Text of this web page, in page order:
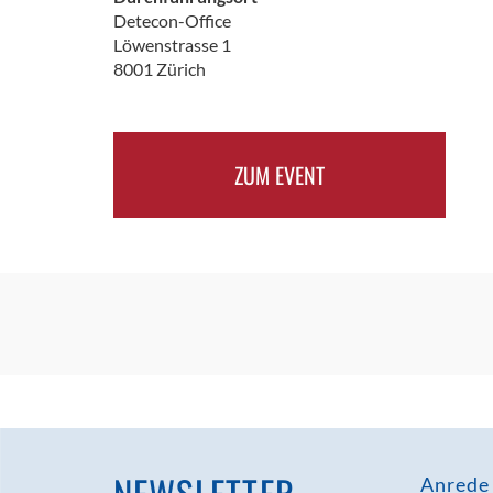
Detecon-Office
Löwenstrasse 1
8001 Zürich
ZUM EVENT
Anrede